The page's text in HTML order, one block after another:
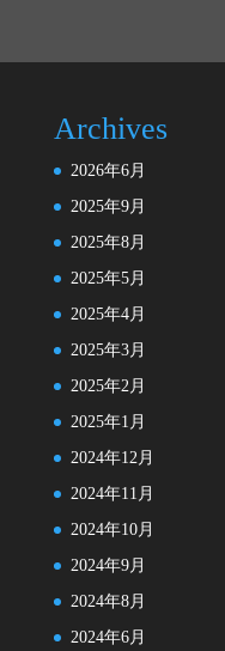
Archives
2026年6月
2025年9月
2025年8月
2025年5月
2025年4月
2025年3月
2025年2月
2025年1月
2024年12月
2024年11月
2024年10月
2024年9月
2024年8月
2024年6月